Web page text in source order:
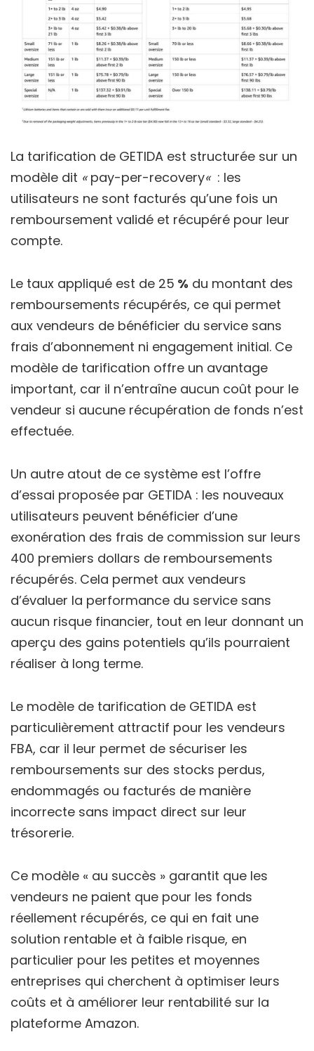
La tarification de GETIDA est structurée sur un
modèle dit «pay-per-recovery« : les
utilisateurs ne sont facturés qu’une fois un
remboursement validé et récupéré pour leur
compte.
Le taux appliqué est de 25 % du montant des
remboursements récupérés, ce qui permet
aux vendeurs de bénéficier du service sans
frais d’abonnement ni engagement initial. Ce
modèle de tarification offre un avantage
important, car il n’entraîne aucun coût pour le
vendeur si aucune récupération de fonds n’est
effectuée.
Un autre atout de ce système est l’offre
d’essai proposée par GETIDA : les nouveaux
utilisateurs peuvent bénéficier d’une
exonération des frais de commission sur leurs
400 premiers dollars de remboursements
récupérés. Cela permet aux vendeurs
d’évaluer la performance du service sans
aucun risque financier, tout en leur donnant un
aperçu des gains potentiels qu’ils pourraient
réaliser à long terme.
Le modèle de tarification de GETIDA est
particulièrement attractif pour les vendeurs
FBA, car il leur permet de sécuriser les
remboursements sur des stocks perdus,
endommagés ou facturés de manière
incorrecte sans impact direct sur leur
trésorerie.
Ce modèle « au succès » garantit que les
vendeurs ne paient que pour les fonds
réellement récupérés, ce qui en fait une
solution rentable et à faible risque, en
particulier pour les petites et moyennes
entreprises qui cherchent à optimiser leurs
coûts et à améliorer leur rentabilité sur la
plateforme Amazon.